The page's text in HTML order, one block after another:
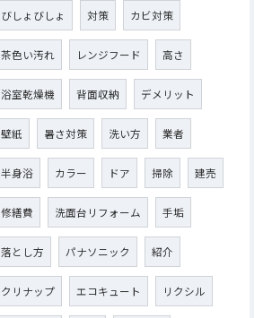
びしょびしょ 対策 カビ対策
茶色い汚れ レンジフード 高さ
浴室乾燥機 背面収納 デメリット
壁紙 暑さ対策 洗い方 業者
半身浴 カラー ドア 掃除 建売
修繕費 洗面台リフォーム 手垢
落とし方 パナソニック 紹介
クリナップ エコキュート リクシル